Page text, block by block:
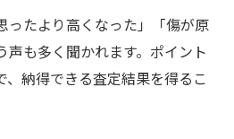
ったより高くなった」「傷が原
声も多く聞かれます。ポイント
、納得できる査定結果を得るこ